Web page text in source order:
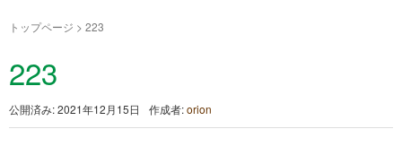
トップページ > 223
223
公開済み: 2021年12月15日 作成者:orion